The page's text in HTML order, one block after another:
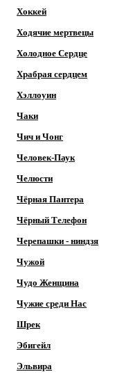
Хоккей
Ходячие мертвецы
Холодное Сердце
Храбрая сердцем
Хэллоуин
Чаки
Чич и Чонг
Человек-Паук
Челюсти
Чёрная Пантера
Чёрный Телефон
Черепашки - ниндзя
Чужой
Чудо Женщина
Чужие среди Нас
Шрек
Эбигейл
Эльвира